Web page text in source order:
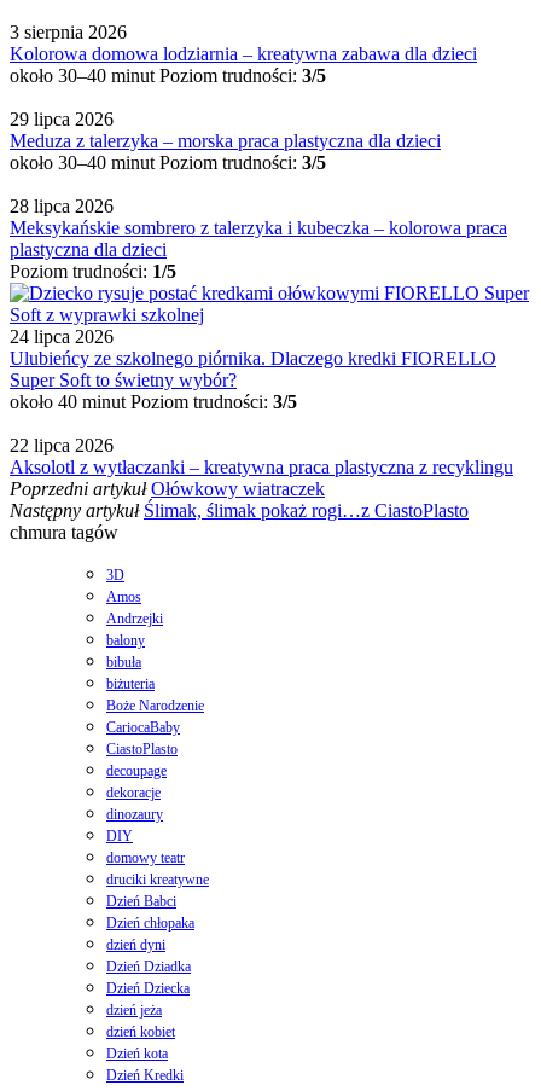
3 sierpnia 2026
Kolorowa domowa lodziarnia – kreatywna zabawa dla dzieci
około 30–40 minut Poziom trudności: 3/5
29 lipca 2026
Meduza z talerzyka – morska praca plastyczna dla dzieci
około 30–40 minut Poziom trudności: 3/5
28 lipca 2026
Meksykańskie sombrero z talerzyka i kubeczka – kolorowa praca
plastyczna dla dzieci
Poziom trudności: 1/5
24 lipca 2026
Ulubieńcy ze szkolnego piórnika. Dlaczego kredki FIORELLO
Super Soft to świetny wybór?
około 40 minut Poziom trudności: 3/5
22 lipca 2026
Aksolotl z wytłaczanki – kreatywna praca plastyczna z recyklingu
Poprzedni artykuł Ołówkowy wiatraczek
Następny artykuł Ślimak, ślimak pokaż rogi…z CiastoPlasto
chmura tagów
3D
Amos
Andrzejki
balony
bibuła
biżuteria
Boże Narodzenie
CariocaBaby
CiastoPlasto
decoupage
dekoracje
dinozaury
DIY
domowy teatr
druciki kreatywne
Dzień Babci
Dzień chłopaka
dzień dyni
Dzień Dziadka
Dzień Dziecka
dzień jeża
dzień kobiet
Dzień kota
Dzień Kredki